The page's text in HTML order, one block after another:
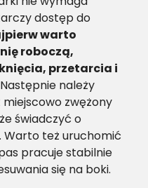
dostęp do
warto
roboczą,
przetarcia i
należy
zwężony
świadczyć o
Warto też uruchomić
pracuje stabilnie
się na boki.